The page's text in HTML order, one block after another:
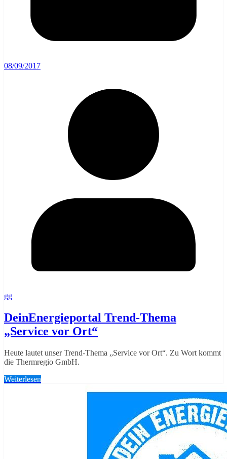
08/09/2017
gg
DeinEnergieportal Trend-Thema
„Service vor Ort“
Heute lautet unser Trend-Thema „Service vor Ort“. Zu Wort kommt
die Thermregio GmbH.
Weiterlesen